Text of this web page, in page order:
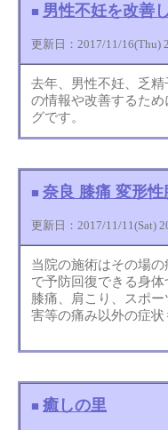
■ 男性不妊を改善
更新日：2017/11/16(Thu)
去年、男性不妊、乏
の情報や改善するた
グです。
■ 奈良 膝痛 変形
更新日：2017/11/11(Sat)
当院の施術はその場
で予防回復できる身体
膝痛、肩こり、スポ
害等の痛み以外の症状
■ 癒しの里